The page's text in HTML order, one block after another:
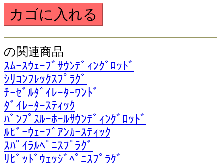
の関連商品
ｽﾑｰｽｳｪｰﾌﾞｻｳﾝﾃﾞｨﾝｸﾞﾛｯﾄﾞ
ｼﾘｺﾝﾌﾚｯｸｽﾌﾟﾗｸﾞ
ﾁｰｾﾞﾙﾀﾞｲﾚｰﾀｰﾜﾝﾄﾞ
ﾀﾞｲﾚｰﾀｰｽﾃｨｯｸ
ﾊﾞﾝﾌﾟｽﾙｰﾎｰﾙｻｳﾝﾃﾞｨﾝｸﾞﾛｯﾄﾞ
ﾙﾋﾞｰｳｪｰﾌﾞｱﾝｶｰｽﾃｨｯｸ
ｽﾊﾟｲﾗﾙﾍﾟﾆｽﾌﾟﾗｸﾞ
ﾘﾋﾞｯﾄﾞｳｪｯｼﾞﾍﾟﾆｽﾌﾟﾗｸﾞ